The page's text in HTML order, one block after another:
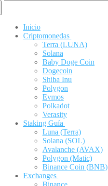
Inicio
Criptomonedas
Terra (LUNA)
Solana
Baby Doge Coin
Dogecoin
Shiba Inu
Polygon
Evmos
Polkadot
Verasity
Staking Guía
Luna (Terra)
Solana (SOL)
Avalanche (AVAX)
Polygon (Matic)
Binance Coin (BNB)
Exchanges
Binance